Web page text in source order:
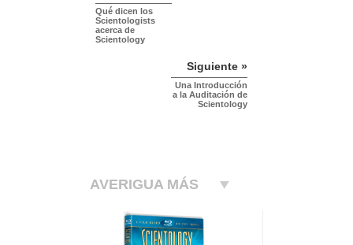
Qué dicen los
Scientologists
acerca de
Scientology
Siguiente »
Una Introducción
a la Auditación de
Scientology
AVERIGUA MÁS